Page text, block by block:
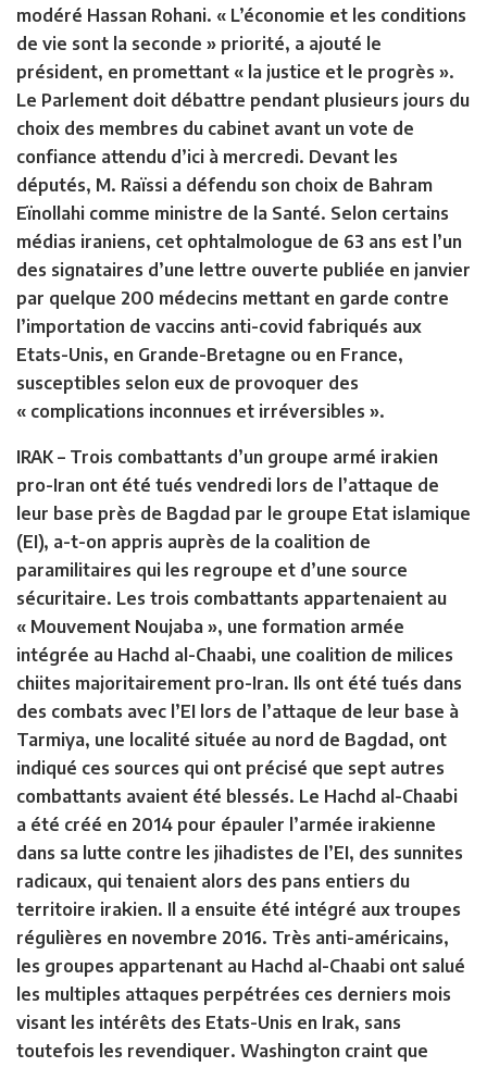
modéré Hassan Rohani. « L’économie et les conditions
de vie sont la seconde » priorité, a ajouté le
président, en promettant « la justice et le progrès ».
Le Parlement doit débattre pendant plusieurs jours du
choix des membres du cabinet avant un vote de
confiance attendu d’ici à mercredi. Devant les
députés, M. Raïssi a défendu son choix de Bahram
Eïnollahi comme ministre de la Santé. Selon certains
médias iraniens, cet ophtalmologue de 63 ans est l’un
des signataires d’une lettre ouverte publiée en janvier
par quelque 200 médecins mettant en garde contre
l’importation de vaccins anti-covid fabriqués aux
Etats-Unis, en Grande-Bretagne ou en France,
susceptibles selon eux de provoquer des
« complications inconnues et irréversibles ».
IRAK – Trois combattants d’un groupe armé irakien
pro-Iran ont été tués vendredi lors de l’attaque de
leur base près de Bagdad par le groupe Etat islamique
(EI), a-t-on appris auprès de la coalition de
paramilitaires qui les regroupe et d’une source
sécuritaire. Les trois combattants appartenaient au
« Mouvement Noujaba », une formation armée
intégrée au Hachd al-Chaabi, une coalition de milices
chiites majoritairement pro-Iran. Ils ont été tués dans
des combats avec l’EI lors de l’attaque de leur base à
Tarmiya, une localité située au nord de Bagdad, ont
indiqué ces sources qui ont précisé que sept autres
combattants avaient été blessés. Le Hachd al-Chaabi
a été créé en 2014 pour épauler l’armée irakienne
dans sa lutte contre les jihadistes de l’EI, des sunnites
radicaux, qui tenaient alors des pans entiers du
territoire irakien. Il a ensuite été intégré aux troupes
régulières en novembre 2016. Très anti-américains,
les groupes appartenant au Hachd al-Chaabi ont salué
les multiples attaques perpétrées ces derniers mois
visant les intérêts des Etats-Unis en Irak, sans
toutefois les revendiquer. Washington craint que